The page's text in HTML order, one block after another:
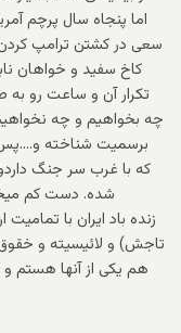
اما پنجاه سال پرچم
سعی در کشتن ترامپ
کاخ سفید و خواهان
تکرار آن و ساعت رو به
چه بخواهیم و چه
برسمیت شناخته
که با غرب سر جنگ داردو
شده. دست کم
زنده باد ایران با
تاجش) و لائیسیته و
هم یکی از آنها هستم و